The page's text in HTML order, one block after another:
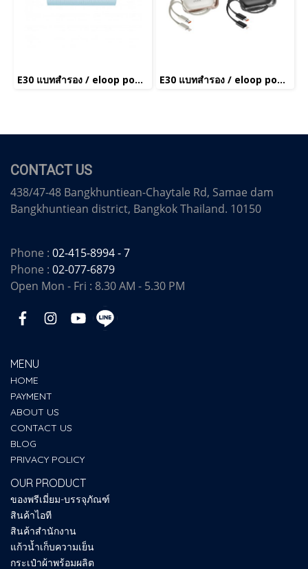
E30 แบทสำรอง / eloop power bank(copy)(copy) E30 แบทสำรอง / eloop power bank(copy)(copy)
CONTACT US
438/47-48 Bangkhuntiean-Chaytale Rd, Samae dam
Bangkhuntiean district, Bangkok Thailand. 10150
Phone : 02-415-8994 - 7
Phone : 02-077-6879
Open Mon - Fri : 8.30 AM - 5.30 PM
MENU
HOME
PAYMENT
ABOUT US
CONTACT US
BLOG
PRIVACY POLICY
OUR PRODUCT
ของพรีเมี่ยม-บรรจุภัณฑ์
สินค้าไอที
สินค้าสำนักงาน
แก้วน้ำเก็บความเย็น
กระเป๋าผ้าพร้อมผลิต